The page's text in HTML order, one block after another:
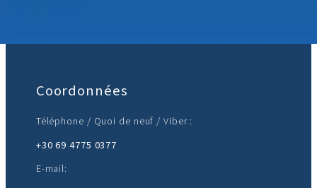
Coordonnées
Téléphone / Quoi de neuf / Viber :
+30 69 4775 0377
E-mail: